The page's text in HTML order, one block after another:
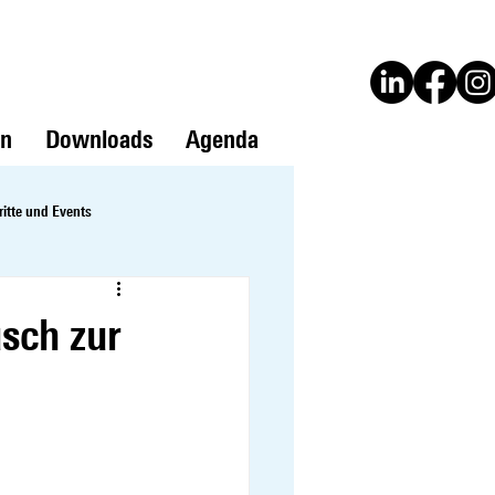
Downloads Agenda
und Events
zur